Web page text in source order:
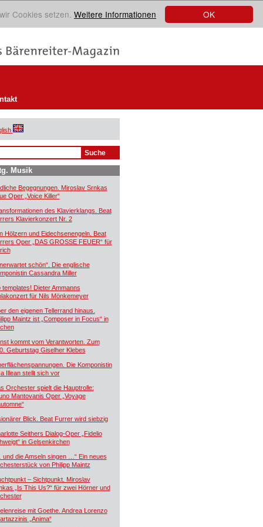
OK
Cookies setzen. Weitere Informationen
Musik
Begegnungen. Miroslav Srnkas
Oper „Voice Killer“
des Klavierklangs. Beat
Klavierkonzert Nr. 2
Hölzern und Eidechsenengeln. Beat
Oper „DAS GROSSE FEUER“ für
schön“. Die englische
Cassandra Miller
templates! Dieter Ammanns
für Nils Mönkemeyer
den eigenen Tellerrand hinaus.
Maintz ist „Composer in Focus“ in
kommt vom Verantworten. Zum
Geburtstag Giselher Klebes
Die Komponistin
Illean stellt sich vor
Orchester spielt die Hauptrolle:
Mantovanis Oper „Voyage
Blick. Beat Furrer wird siebzig
Seithers Dialog-Oper „Fidelio
in Gelsenkirchen
und die Amseln singen …“ Ein neues
von Philipp Maintz
– Sichtpunkt. Miroslav
„Is This Us?“ für zwei Hörner und
mit Goethe. Andrea Lorenzo
„Anima“